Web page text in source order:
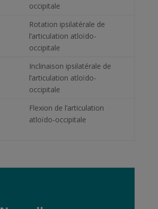
occipitale
Rotation ipsilatérale de
l’articulation atloïdo-
occipitale
Inclinaison ipsilatérale de
l’articulation atloïdo-
occipitale
Flexion de l’articulation
atloïdo-occipitale